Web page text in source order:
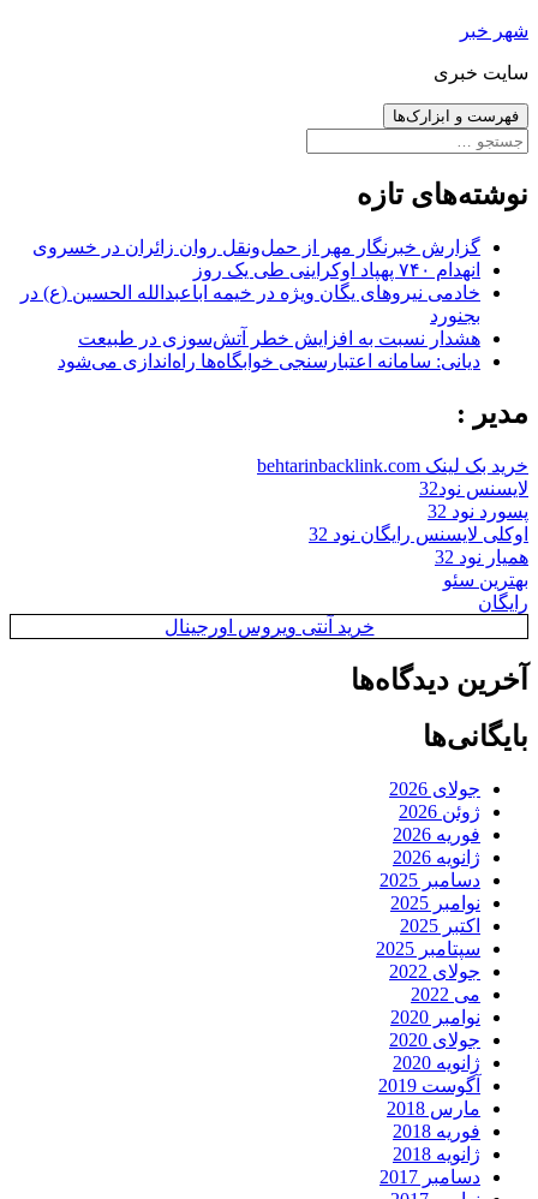
رفتن
نوشته‌ها
شهر خبر
سایت خبری
فهرست و ابزارک‌ها
جستجو
نوشته‌های تازه
گزارش خبرنگار مهر از حمل‌ونقل روان زائران در خسروی
انهدام ۷۴۰ پهپاد اوکراینی طی یک روز
خادمی نیروهای یگان ویژه در خیمه اباعبدالله الحسین (ع) در
بجنورد
هشدار نسبت به افزایش خطر آتش‌سوزی در طبیعت
دیانی: سامانه اعتبارسنجی خوابگاه‌ها راه‌اندازی می‌شود
مدیر :
خرید بک لینک behtarinbacklink.com
لایسنس نود32
پسورد نود 32
اوکلی لایسنس رایگان نود 32
همیار نود 32
بهترین سئو
رایگان
خرید آنتی ویروس اورجینال
آخرین دیدگاه‌ها
بایگانی‌ها
جولای 2026
ژوئن 2026
فوریه 2026
ژانویه 2026
دسامبر 2025
نوامبر 2025
اکتبر 2025
سپتامبر 2025
جولای 2022
می 2022
نوامبر 2020
جولای 2020
ژانویه 2020
آگوست 2019
مارس 2018
فوریه 2018
ژانویه 2018
دسامبر 2017